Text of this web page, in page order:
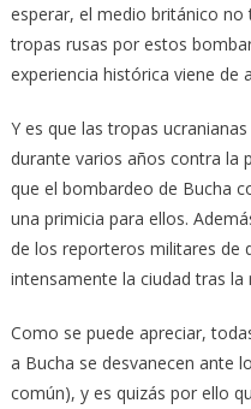
esperar, el medio británico no
tropas rusas por estos
experiencia histórica viene de
Y es que las tropas
durante varios años contra la
que el bombardeo de Bucha
una primicia para ellos.
de los reporteros militares de
intensamente la ciudad tras
Como se puede apreciar,
a Bucha se desvanecen ante
común), y es quizás por ello